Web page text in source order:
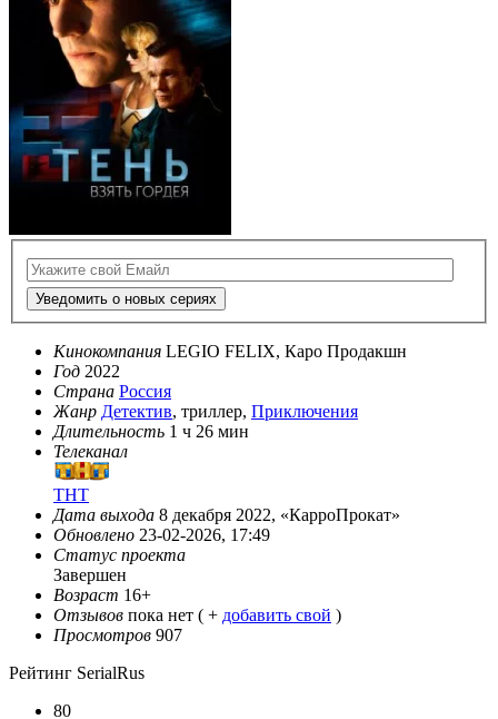
Уведомить о новых сериях
Кинокомпания LEGIO FELIX, Каро Продакшн
Год 2022
Страна Россия
Жанр Детектив, триллер, Приключения
Длительность 1 ч 26 мин
Телеканал
ТНТ
Дата выхода 8 декабря 2022, «КарроПрокат»
Обновлено 23-02-2026, 17:49
Статус проекта
Завершен
Возраст 16+
Отзывов пока нет ( + добавить свой )
Просмотров 907
Рейтинг SerialRus
80